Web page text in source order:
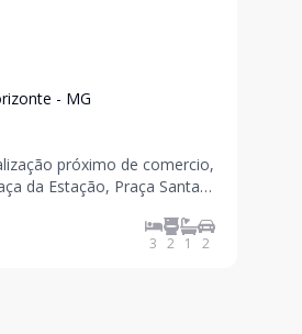
- MG
próximo de comercio,
da Estação, Praça Santa
primeiro
suite e banheiro social, sala
3 2 1 2